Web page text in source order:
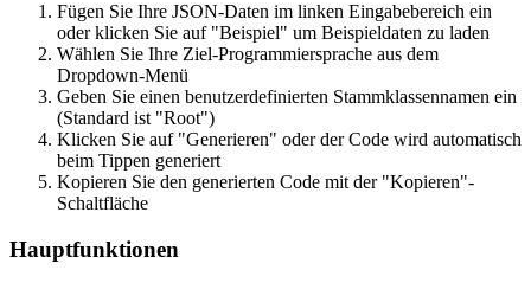
Fügen Sie Ihre JSON-Daten im linken Eingabebereich ein
oder klicken Sie auf "Beispiel" um Beispieldaten zu laden
Wählen Sie Ihre Ziel-Programmiersprache aus dem
Dropdown-Menü
Geben Sie einen benutzerdefinierten Stammklassennamen ein
(Standard ist "Root")
Klicken Sie auf "Generieren" oder der Code wird automatisch
beim Tippen generiert
Kopieren Sie den generierten Code mit der "Kopieren"-
Schaltfläche
Hauptfunktionen